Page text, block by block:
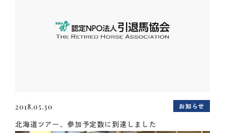
2018.05.30 お知らせ
北海道ツアー、参加予定数に到達しました